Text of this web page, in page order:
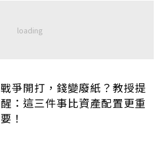
戰爭開打，錢變廢紙？教授提
醒：這三件事比資產配置更重
要！